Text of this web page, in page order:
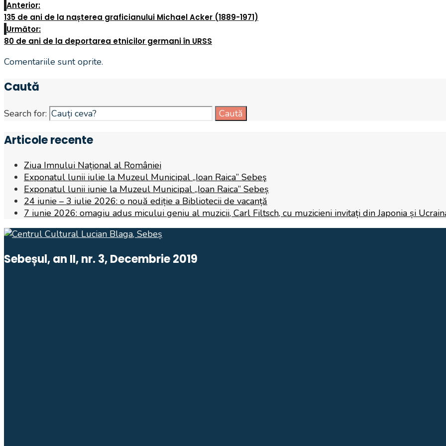
Anterior:
135 de ani de la nașterea graficianului Michael Acker (1889-1971)
Următor:
80 de ani de la deportarea etnicilor germani în URSS
Comentariile sunt oprite.
Caută
Search for: Caută
Articole recente
Ziua Imnului Național al României
Exponatul lunii iulie la Muzeul Municipal „Ioan Raica” Sebeş
Exponatul lunii iunie la Muzeul Municipal „Ioan Raica” Sebeș
24 iunie – 3 iulie 2026: o nouă ediție a Bibliotecii de vacanță
7 iunie 2026: omagiu adus micului geniu al muzicii, Carl Filtsch, cu muzicieni invitați din Japonia și
Sebeșul, an II, nr. 3, Decembrie 2019